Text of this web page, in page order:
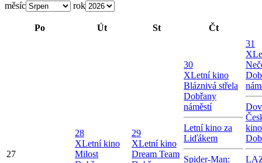
měsíc rok
Po Út St Čt
27
28
XLetní kino
Milost
29
XLetní kino
Dream Team
30
XLetní kino
Bláznivá střela
Dobřany
náměstí
Letní kino za
Liďákem
Spider-Man:
31
X